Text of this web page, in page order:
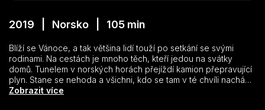
2019 | Norsko | 105 min
Blíží se Vánoce, a tak většina lidí touží po setkání se svými
rodinami. Na cestách je mnoho těch, kteří jedou na svátky
domů. Tunelem v norských horách přejíždí kamion přepravující
plyn. Stane se nehoda a všichni, kdo se tam v té chvíli nachází,
rodiny, turisté, teenageři jedoucí na Vánoce domů, zůstanou
Zobrazit více